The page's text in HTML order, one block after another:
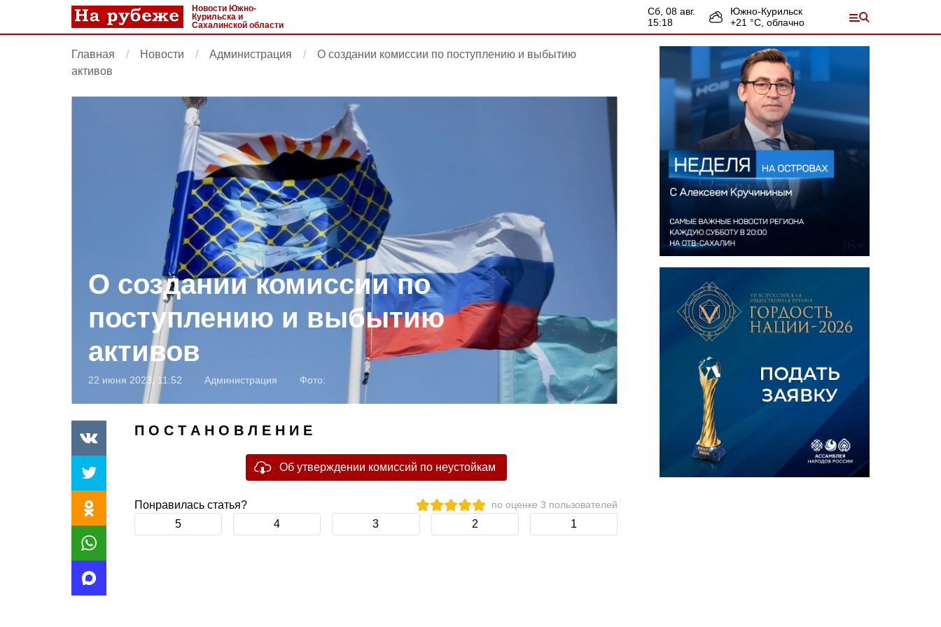
Новости Южно-
Курильска и
Сахалинской области
сб, 08 авг.
15:18
Южно-Курильск
+21 °С, облачно
Главная Новости Администрация
О создании комиссии по поступлению и выбытию
активов
О создании комиссии по
поступлению и выбытию
активов
22 июня 2023, 11:52 Администрация Фото:
П О С Т А Н О В Л Е Н И Е
Об утверждении комиссий по неустойкам
Понравилась статья? по оценке 3 пользователей
5 4 3 2 1